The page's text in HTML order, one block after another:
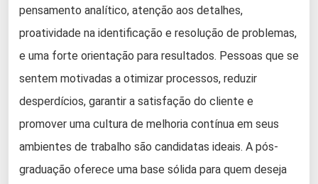
pensamento analítico, atenção aos detalhes,
proatividade na identificação e resolução de problemas,
e uma forte orientação para resultados. Pessoas que se
sentem motivadas a otimizar processos, reduzir
desperdícios, garantir a satisfação do cliente e
promover uma cultura de melhoria contínua em seus
ambientes de trabalho são candidatas ideais. A pós-
graduação oferece uma base sólida para quem deseja